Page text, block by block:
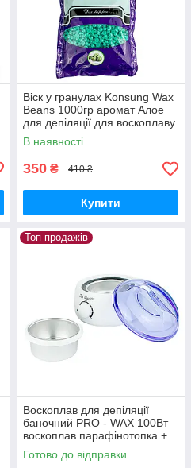
Віск у гранулах Konsung Wax
Beans 1000гр аромат Алое
для депіляції для воскоплаву
плівковий віск 1 кг гранули
В наявності
350 ₴ 410 ₴
Купити
Топ продажів
Воскоплав для депіляції
баночний PRO - WAX 100Вт
воскоплав парафінотопка +
шпателі для воскової
депіляції
Готово до відправки